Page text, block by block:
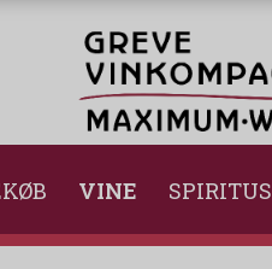
VINE SPIRITUS